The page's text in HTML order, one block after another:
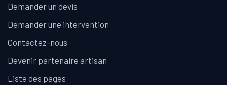
Demander un devis
Demander une intervention
Contactez-nous
Devenir partenaire artisan
Liste des pages